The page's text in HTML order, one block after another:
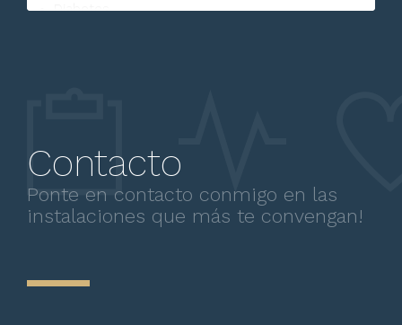
Diabetes
Contacto
Ponte en contacto conmigo en las
instalaciones que más te convengan!